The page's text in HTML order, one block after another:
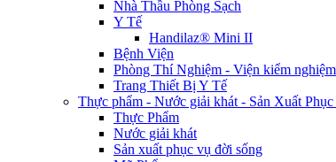
Nhà Thầu Phòng Sạch
Y Tế
Handilaz® Mini II
Bệnh Viện
Phòng Thí Nghiệm - Viện kiểm nghiệm
Trang Thiết Bị Y Tế
Thực phẩm - Nước giải khát - Sản Xuất
Thực Phẩm
Nước giải khát
Sản xuất phục vụ đời sống